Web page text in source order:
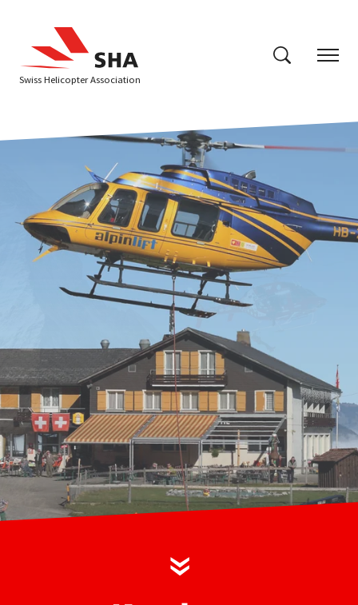
Swiss Helicopter Association
»